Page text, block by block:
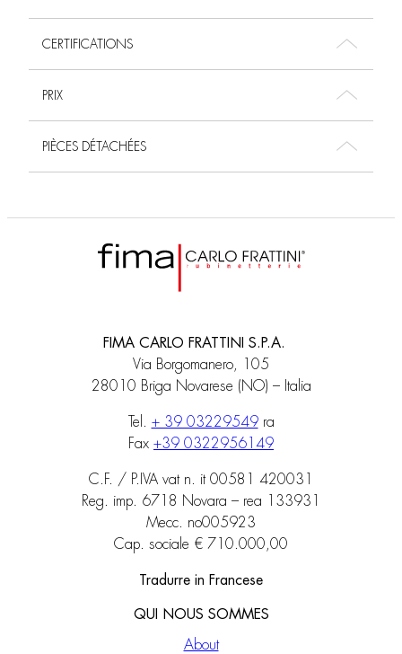
CERTIFICATIONS
PRIX
PIÈCES DÉTACHÉES
FIMA CARLO FRATTINI S.P.A.
Via Borgomanero, 105
28010 Briga Novarese (NO) – Italia
Tel. + 39 03229549ra
Fax +39 0322956149
C.F. / P.IVA vat n. it 00581 420031
Reg. imp. 6718 Novara – rea 133931
Mecc. no005923
Cap. sociale € 710.000,00
Tradurre in Francese
QUI NOUS SOMMES
About